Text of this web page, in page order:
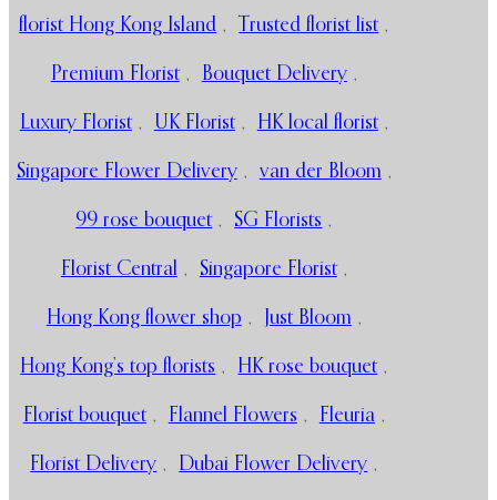
florist Hong Kong Island , Trusted florist list ,
Premium Florist , Bouquet Delivery ,
Luxury Florist , UK Florist , HK local florist ,
Singapore Flower Delivery , van der Bloom ,
99 rose bouquet , SG Florists ,
Florist Central , Singapore Florist ,
Hong Kong flower shop , Just Bloom ,
Hong Kong’s top florists , HK rose bouquet ,
Florist bouquet , Flannel Flowers , Fleuria ,
Florist Delivery , Dubai Flower Delivery ,